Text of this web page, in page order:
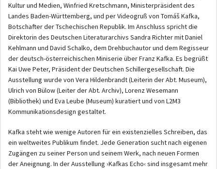
Kultur und Medien, Winfried Kretschmann, Ministerpräsident des
Landes Baden-Württemberg, und per Videogruß von Tomáš Kafka,
Botschafter der Tschechischen Republik. Im Anschluss spricht die
Direktorin des Deutschen Literaturarchivs Sandra Richter mit Daniel
Kehlmann und David Schalko, dem Drehbuchautor und dem Regisseur
der deutsch-österreichischen Miniserie über Franz Kafka. Es begrüßt
Kai Uwe Peter, Präsident der Deutschen Schillergesellschaft. Die
Ausstellung wurde von Vera Hildenbrandt (Leiterin der Abt. Museum),
Ulrich von Bülow (Leiter der Abt. Archiv), Lorenz Wesemann
(Bibliothek) und Eva Leube (Museum) kuratiert und von L2M3
Kommunikationsdesign gestaltet.
Kafka steht wie wenige Autoren für ein existenzielles Schreiben, das
ein weltweites Publikum findet. Jede Generation sucht nach eigenen
Zugängen zu seiner Person und seinem Werk, nach neuen Formen
der Aneignung. In der Ausstellung ›Kafkas Echo‹ sind insgesamt mehr